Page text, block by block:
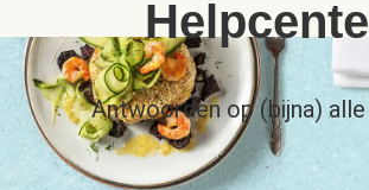
Antwoorden op (bijna)